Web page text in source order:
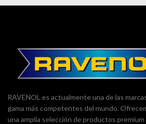
RAVENOL es actualmente una de las
gama más competentes del mundo.
una amplia selección de productos premium